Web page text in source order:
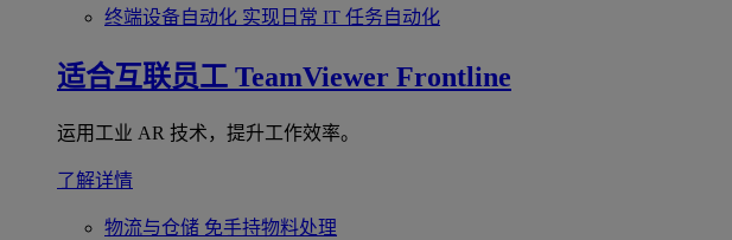
终端设备自动化 实现日常 IT 任务自动化
适合互联员工 TeamViewer Frontline
运用工业 AR 技术，提升工作效率。
了解详情
物流与仓储 免手持物料处理